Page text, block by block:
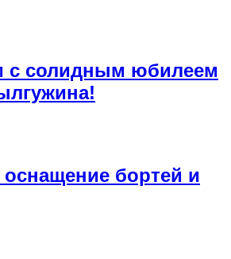
с солидным юбилеем
бортей и